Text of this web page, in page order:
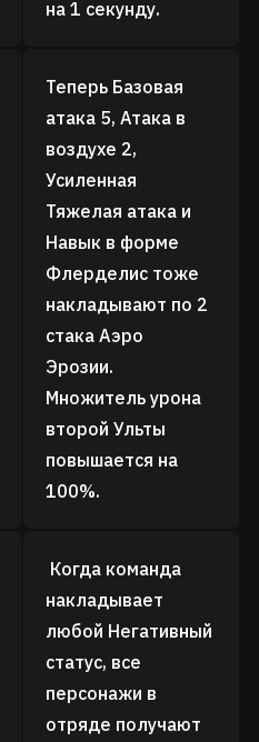
на 1 секунду.
Теперь Базовая
атака 5, Атака в
воздухе 2,
Усиленная
Тяжелая атака и
Навык в форме
Флерделис тоже
накладывают по 2
стака Аэро
Эрозии.
Множитель урона
второй Ульты
повышается на
100%.
Когда команда
накладывает
любой Негативный
статус, все
персонажи в
отряде получают